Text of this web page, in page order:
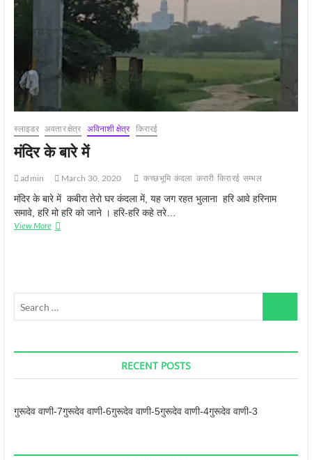
स्‍लाइडर अवतार क्षेत्र अविनाशी क्षेत्र किरारई
मंदिर के बारे में
admin March 30, 2020 कच्‍छभूमि कंदला करारी किरारई सम्‍भल
मंदिर के बारे में कबीरा तेरो घर कंदला में, यह जग रहत भुलाना हरि आवे हरिनाम
समावे, हरि मो हरि को जाने । हरि-हरि कहे तरे…
View Moreमंदिर
RECENT POSTS
गुरूदेव वाणी-7गुरूदेव वाणी-6गुरूदेव वाणी-5गुरूदेव वाणी-4गुरूदेव वाणी-3